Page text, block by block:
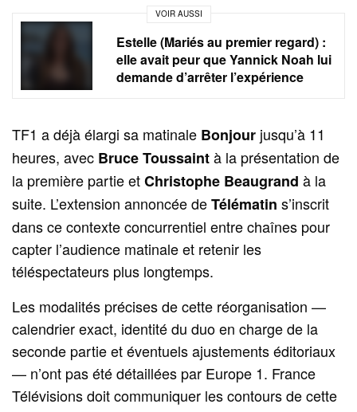
VOIR AUSSI
Estelle (Mariés au premier regard) :
elle avait peur que Yannick Noah lui
demande d’arrêter l’expérience
TF1 a déjà élargi sa matinale Bonjour jusqu’à 11
heures, avec Bruce Toussaintà la présentation de
la première partie etChristophe Beaugrand à la
suite. L’extension annoncée deTélématin s’inscrit
dans ce contexte concurrentiel entre chaînes pour
capter l’audience matinale et retenir les
téléspectateurs plus longtemps.
Les modalités précises de cette réorganisation —
calendrier exact, identité du duo en charge de la
seconde partie et éventuels ajustements éditoriaux
— n’ont pas été détaillées par Europe 1. France
Télévisions doit communiquer les contours de cette